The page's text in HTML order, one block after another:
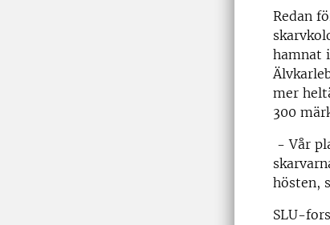
Redan
hamnat
mer
300
- Vår
hösten,
SLU-